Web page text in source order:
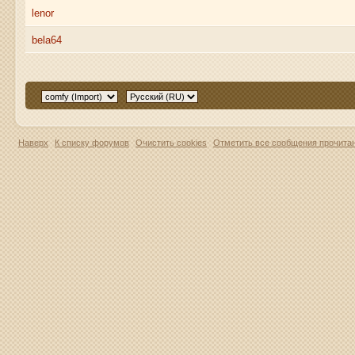
lenor
bela64
Наверх К списку форумов Очистить cookies Отметить все сообщения